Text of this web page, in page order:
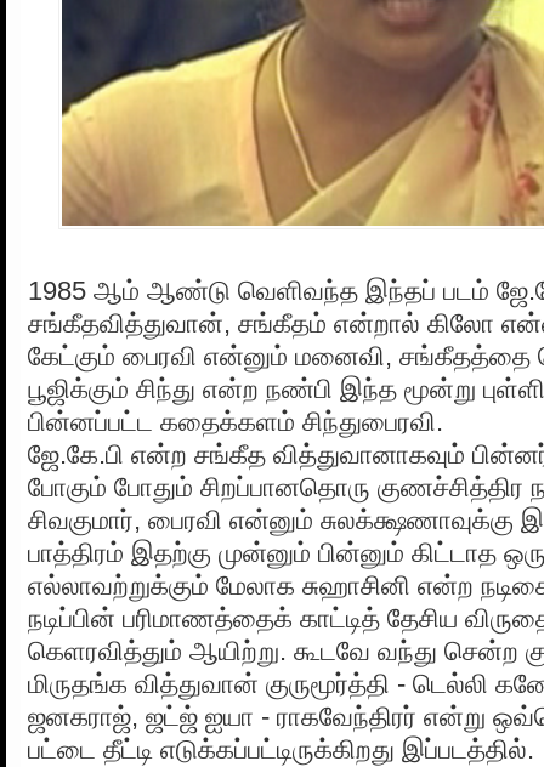
1985 ஆம் ஆண்டு வெளிவந்த இந்தப் படம்
சங்கீதவித்துவான், சங்கீதம் என்றால் கிலோ
கேட்கும் பைரவி என்னும் மனைவி, சங்கீதத்தை
பூஜிக்கும் சிந்து என்ற நண்பி இந்த மூன்று
பின்னப்பட்ட கதைக்களம் சிந்துபைரவி.
ஜே.கே.பி என்ற சங்கீத வித்துவானாகவும்
போகும் போதும் சிறப்பானதொரு குணச்சித்திர
சிவகுமார், பைரவி என்னும் சுலக்க்ஷணாவுக்கு
பாத்திரம் இதற்கு முன்னும் பின்னும் கிட்டாத
எல்லாவற்றுக்கும் மேலாக சுஹாசினி என்ற
நடிப்பின் பரிமாணத்தைக் காட்டித் தேசிய
கெளரவித்தும் ஆயிற்று. கூடவே வந்து சென்ற
மிருதங்க வித்துவான் குருமூர்த்தி - டெல்லி
ஜனகராஜ், ஜட்ஜ் ஐயா - ராகவேந்திரர் என்று
பட்டை தீட்டி எடுக்கப்பட்டிருக்கிறது இப்படத்தில்.